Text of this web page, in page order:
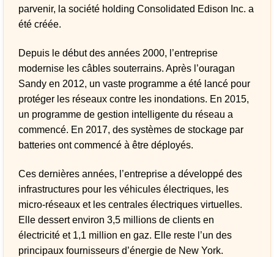
parvenir, la société holding Consolidated Edison Inc. a
été créée.
Depuis le début des années 2000, l’entreprise
modernise les câbles souterrains. Après l’ouragan
Sandy en 2012, un vaste programme a été lancé pour
protéger les réseaux contre les inondations. En 2015,
un programme de gestion intelligente du réseau a
commencé. En 2017, des systèmes de stockage par
batteries ont commencé à être déployés.
Ces dernières années, l’entreprise a développé des
infrastructures pour les véhicules électriques, les
micro-réseaux et les centrales électriques virtuelles.
Elle dessert environ 3,5 millions de clients en
électricité et 1,1 million en gaz. Elle reste l’un des
principaux fournisseurs d’énergie de New York.